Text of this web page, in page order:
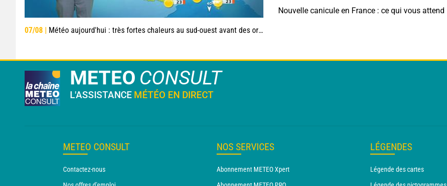
07/08 | Météo aujourd'hui : très fortes chaleurs au sud-ouest avant des orages, jusqu'à 39°C
Nouvelle canicule en France : ce qui vous attend
METEO CONSULT
L'ASSISTANCE MÉTÉO EN DIRECT
METEO CONSULT
Contactez-nous
NOS SERVICES
Abonnement METEO Xpert
LÉGENDES
Légende des cartes